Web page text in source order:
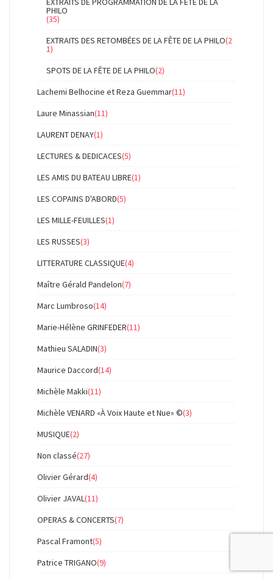
PHILO
(35)
EXTRAITS DES RETOMBÉES DE LA FÊTE DE LA PHILO(2
1)
SPOTS DE LA FÊTE DE LA PHILO(2)
Lachemi Belhocine et Reza Guemmar(11)
Laure Minassian(11)
LAURENT DENAY(1)
LECTURES & DEDICACES(5)
LES AMIS DU BATEAU LIBRE(1)
LES COPAINS D'ABORD(5)
LES MILLE-FEUILLES(1)
LES RUSSES(3)
LITTERATURE CLASSIQUE(4)
Maître Gérald Pandelon(7)
Marc Lumbroso(14)
Marie-Hélène GRINFEDER(11)
Mathieu SALADIN(3)
Maurice Daccord(14)
Michèle Makki(11)
Michèle VENARD «À Voix Haute et Nue» ©(3)
MUSIQUE(2)
Non classé(27)
Olivier Gérard(4)
Olivier JAVAL (11)
OPERAS & CONCERTS(7)
Pascal Framont(5)
Patrice TRIGANO(9)